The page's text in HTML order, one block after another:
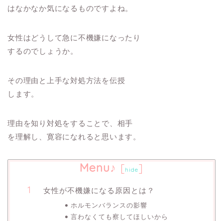
はなかなか気になるものですよね。
女性はどうして急に不機嫌になったり
するのでしょうか。
その理由と上手な対処方法を伝授
します。
理由を知り対処をすることで、相手
を理解し、寛容になれると思います。
Menu♪ [hide]
女性が不機嫌になる原因とは？
ホルモンバランスの影響
言わなくても察してほしいから